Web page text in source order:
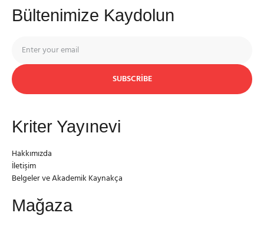
Bültenimize Kaydolun
SUBSCRIBE
Kriter Yayınevi
Hakkımızda
İletişim
Belgeler ve Akademik Kaynakça
Mağaza